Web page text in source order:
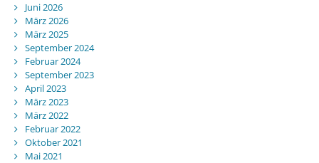
Juni 2026
März 2026
März 2025
September 2024
Februar 2024
September 2023
April 2023
März 2023
März 2022
Februar 2022
Oktober 2021
Mai 2021